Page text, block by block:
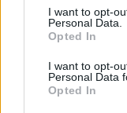
consent section.
I want to opt-
Personal Data.
Opted In
I want to opt-
Personal Data
Opted In